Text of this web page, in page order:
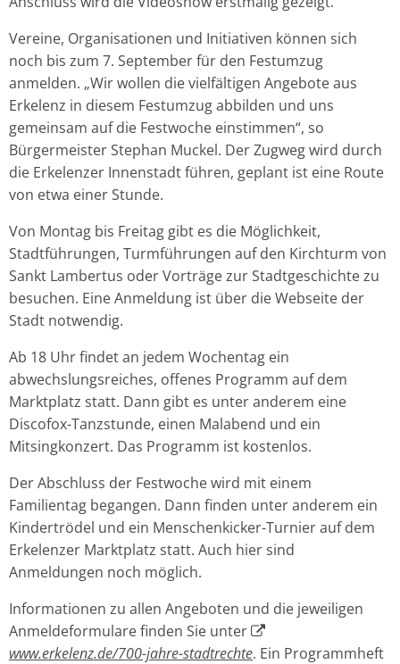
Vereine, Organisationen und Initiativen können sich
noch bis zum 7. September für den Festumzug
anmelden. „Wir wollen die vielfältigen Angebote aus
Erkelenz in diesem Festumzug abbilden und uns
gemeinsam auf die Festwoche einstimmen“, so
Bürgermeister Stephan Muckel. Der Zugweg wird durch
die Erkelenzer Innenstadt führen, geplant ist eine Route
von etwa einer Stunde.
Von Montag bis Freitag gibt es die Möglichkeit,
Stadtführungen, Turmführungen auf den Kirchturm von
Sankt Lambertus oder Vorträge zur Stadtgeschichte zu
besuchen. Eine Anmeldung ist über die Webseite der
Stadt notwendig.
Ab 18 Uhr findet an jedem Wochentag ein
abwechslungsreiches, offenes Programm auf dem
Marktplatz statt. Dann gibt es unter anderem eine
Discofox-Tanzstunde, einen Malabend und ein
Mitsingkonzert. Das Programm ist kostenlos.
Der Abschluss der Festwoche wird mit einem
Familientag begangen. Dann finden unter anderem ein
Kindertrödel und ein Menschenkicker-Turnier auf dem
Erkelenzer Marktplatz statt. Auch hier sind
Anmeldungen noch möglich.
Informationen zu allen Angeboten und die jeweiligen
Anmeldeformulare finden Sie unter
www.erkelenz.de/700-jahre-stadtrechte. Ein Programmheft